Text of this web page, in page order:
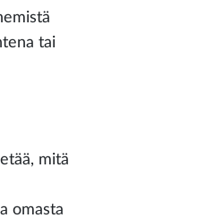
tai
mitä
omasta